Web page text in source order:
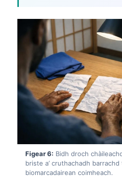
Figear 6: Bidh droch
briste a’ cruthachadh
biomarcadairean coimheach.
Bosanski
Azərbaycan dili
日本語
Čeština
ქართული
Русский
Lietuvių kalba
Polski
한국어